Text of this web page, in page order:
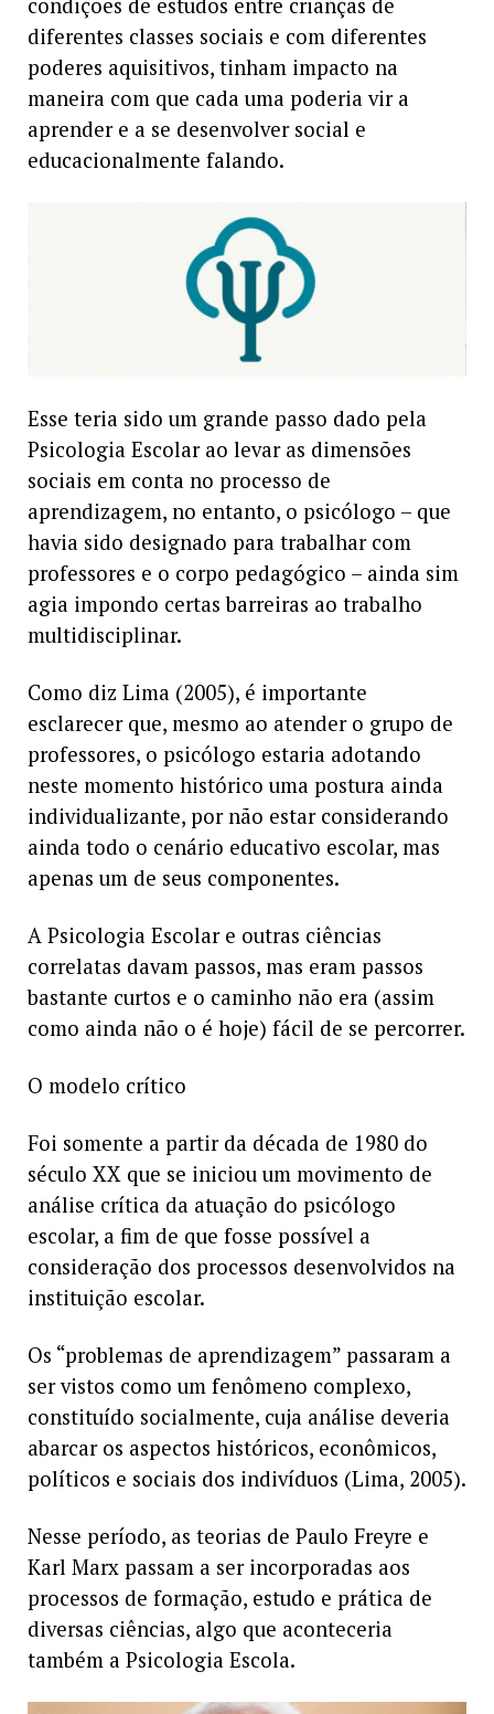
condições de estudos entre crianças de
diferentes classes sociais e com diferentes
poderes aquisitivos, tinham impacto na
maneira com que cada uma poderia vir a
aprender e a se desenvolver social e
educacionalmente falando.
Esse teria sido um grande passo dado pela
Psicologia Escolar ao levar as dimensões
sociais em conta no processo de
aprendizagem, no entanto, o psicólogo – que
havia sido designado para trabalhar com
professores e o corpo pedagógico – ainda sim
agia impondo certas barreiras ao trabalho
multidisciplinar.
Como diz Lima (2005), é importante
esclarecer que, mesmo ao atender o grupo de
professores, o psicólogo estaria adotando
neste momento histórico uma postura ainda
individualizante, por não estar considerando
ainda todo o cenário educativo escolar, mas
apenas um de seus componentes.
A Psicologia Escolar e outras ciências
correlatas davam passos, mas eram passos
bastante curtos e o caminho não era (assim
como ainda não o é hoje) fácil de se percorrer.
O modelo crítico
Foi somente a partir da década de 1980 do
século XX que se iniciou um movimento de
análise crítica da atuação do psicólogo
escolar, a fim de que fosse possível a
consideração dos processos desenvolvidos na
instituição escolar.
Os “problemas de aprendizagem” passaram a
ser vistos como um fenômeno complexo,
constituído socialmente, cuja análise deveria
abarcar os aspectos históricos, econômicos,
políticos e sociais dos indivíduos (Lima, 2005).
Nesse período, as teorias de Paulo Freyre e
Karl Marx passam a ser incorporadas aos
processos de formação, estudo e prática de
diversas ciências, algo que aconteceria
também a Psicologia Escola.